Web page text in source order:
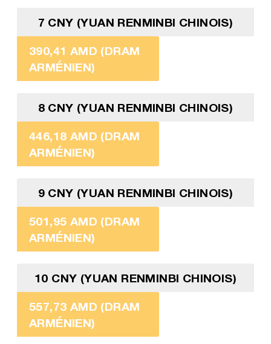
7 CNY (YUAN RENMINBI CHINOIS)
390,41 AMD (DRAM
ARMÉNIEN)
8 CNY (YUAN RENMINBI CHINOIS)
446,18 AMD (DRAM
ARMÉNIEN)
9 CNY (YUAN RENMINBI CHINOIS)
501,95 AMD (DRAM
ARMÉNIEN)
10 CNY (YUAN RENMINBI CHINOIS)
557,73 AMD (DRAM
ARMÉNIEN)